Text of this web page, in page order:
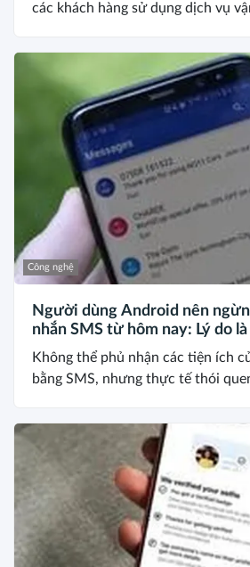
các khách hàng sử dụng dịch vụ
Công nghệ
Người dùng Android nên
nhắn SMS từ hôm nay: Lý do là
Không thể phủ nhận các tiện ích
bằng SMS, nhưng thực tế thói